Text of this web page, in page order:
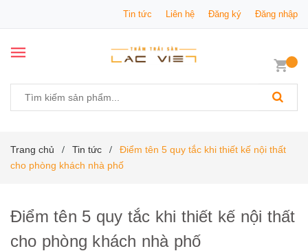
Tin tức Liên hệ Đăng ký Đăng nhập
Trang chủ / Tin tức /
Điểm tên 5 quy tắc khi thiết kế nội thất
cho phòng khách nhà phố
Điểm tên 5 quy tắc khi thiết kế nội thất
cho phòng khách nhà phố